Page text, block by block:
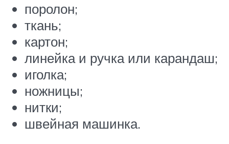
поролон;
ткань;
картон;
линейка и ручка или карандаш;
иголка;
ножницы;
нитки;
швейная машинка.